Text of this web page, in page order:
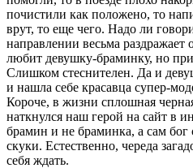
почистили как положено, то
врут, то еще чего. Надо ли
направлении весьма
любит девушку-браминку, но
Слишком стеснителен. Да и
и нашла себе красавца супер-
Короче, в жизни сплошная
наткнулся наш герой на сайт в
брамин и не браминка, а сам
скуки. Естественно, череда
себя ждать.